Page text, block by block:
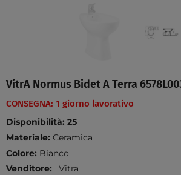
VitrA Normus Bidet A Terra
CONSEGNA: 1 giorno lavorativo
Disponibilità: 25
Materiale: Ceramica
Colore: Bianco
Venditore:
Vitra